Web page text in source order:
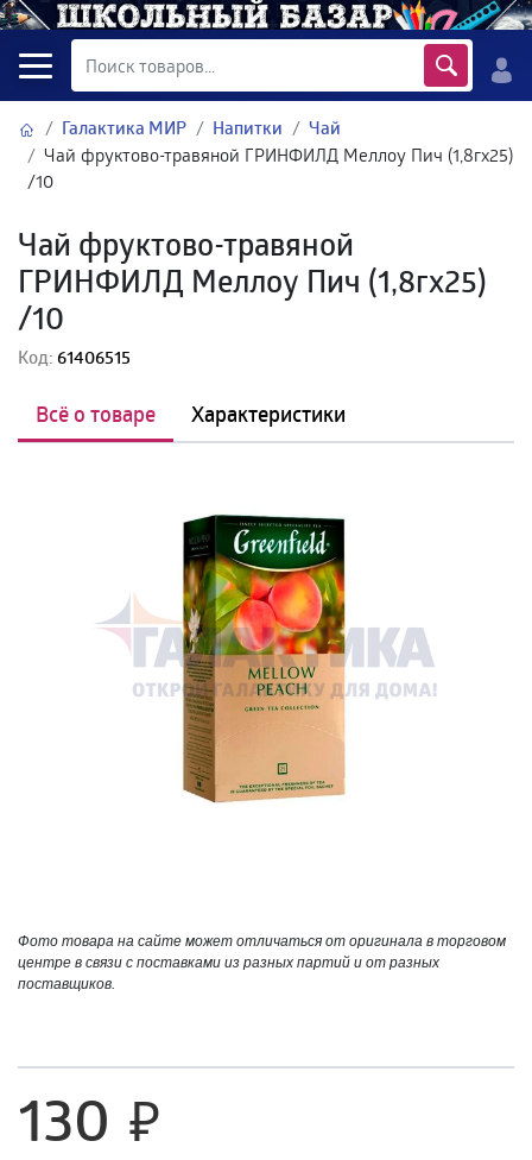
Галактика МИР Напитки Чай
Чай фруктово-травяной ГРИНФИЛД Меллоу Пич (1,8гх25)
/10
Чай фруктово-травяной
ГРИНФИЛД Меллоу Пич (1,8гх25)
/10
Код: 61406515
Всё о товаре Характеристики
Фото товара на сайте может отличаться от оригинала в торговом
центре в связи с поставками из разных партий и от разных
поставщиков.
130